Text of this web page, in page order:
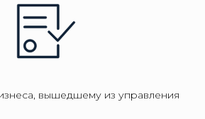
вышедшему из управления